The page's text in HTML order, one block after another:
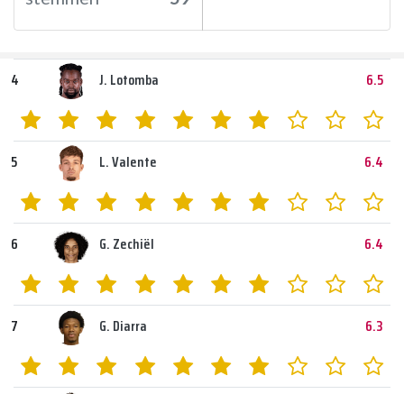
4 J. Lotomba 6.5
5 L. Valente 6.4
6 G. Zechiël 6.4
7 G. Diarra 6.3